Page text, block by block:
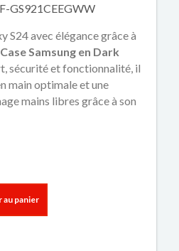
GS921CEEGWW
S24 avec élégance grâce à
Samsung en Dark
sécurité et fonctionnalité, il
main optimale et une
mains libres grâce à son
panier